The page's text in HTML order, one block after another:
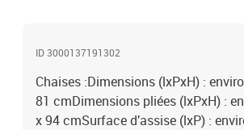
ID 3000137191302
Chaises :Dimensions (lxPxH) :
81 cmDimensions pliées (lxPxH) :
x 94 cmSurface d’assise (lxP) :